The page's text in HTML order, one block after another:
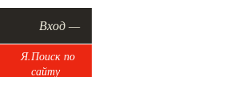
Вход —
Я.Поиск по
сайту